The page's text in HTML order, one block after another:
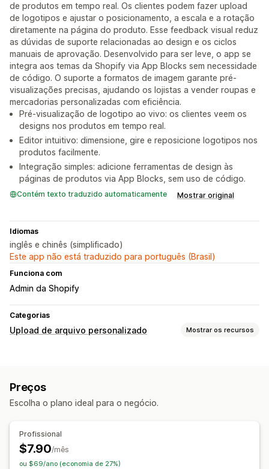
de produtos em tempo real. Os clientes podem fazer upload
de logotipos e ajustar o posicionamento, a escala e a rotação
diretamente na página do produto. Esse feedback visual reduz
as dúvidas de suporte relacionadas ao design e os ciclos
manuais de aprovação. Desenvolvido para ser leve, o app se
integra aos temas da Shopify via App Blocks sem necessidade
de código. O suporte a formatos de imagem garante pré-
visualizações precisas, ajudando os lojistas a vender roupas e
mercadorias personalizadas com eficiência.
Pré-visualização de logotipo ao vivo: os clientes veem os
designs nos produtos em tempo real.
Editor intuitivo: dimensione, gire e reposicione logotipos nos
produtos facilmente.
Integração simples: adicione ferramentas de design às
páginas de produtos via App Blocks, sem uso de código.
Contém texto traduzido automaticamente Mostrar original
Idiomas
inglês e chinês (simplificado)
Este app não está traduzido para português (Brasil)
Funciona com
Admin da Shopify
Categorias
Upload de arquivo personalizado Mostrar os recursos
Gerenciamento de arquivos
Pré-visualização
Preços
Escolha o plano ideal para o negócio.
Profissional
$7.90/mês
ou $69/ano (economia de 27%)